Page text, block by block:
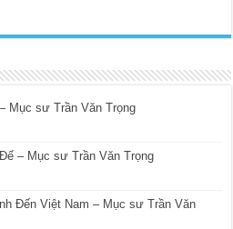
Mục sư Trần Văn Trọng
– Mục sư Trần Văn Trọng
Đến Việt Nam – Mục sư Trần Văn